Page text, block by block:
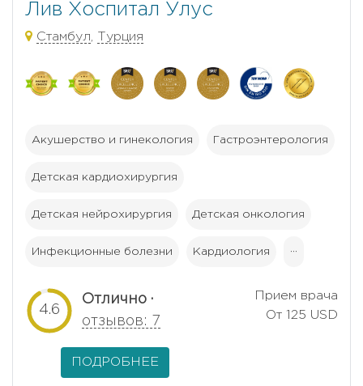
Лив Хоспитал Улус
Стамбул, Турция
Акушерство и гинекология Гастроэнтерология
Детская кардиохирургия
Детская нейрохирургия Детская онкология
Инфекционные болезни Кардиология ···
4.6
Отлично ·
отзывов: 7
Прием врача
От 125 USD
ПОДРОБНЕЕ